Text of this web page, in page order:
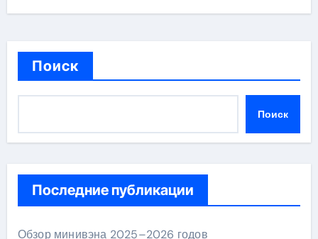
Поиск
Поиск
Последние публикации
Обзор минивэна 2025–2026 годов